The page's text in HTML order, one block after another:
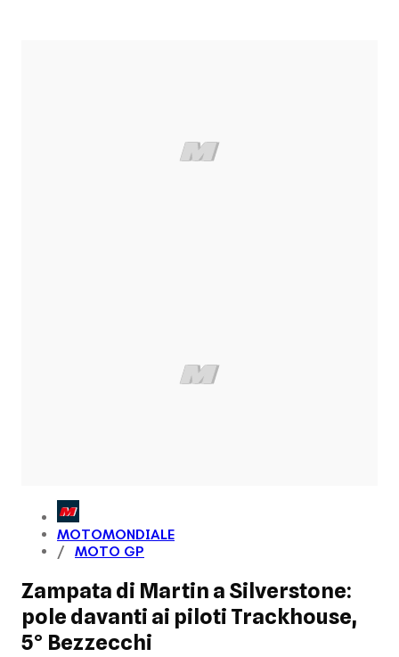
MOTOMONDIALE
MOTO GP
Zampata di Martin a Silverstone:
pole davanti ai piloti Trackhouse,
5° Bezzecchi